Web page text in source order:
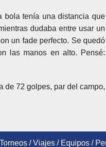
bola tenía una distancia que
dudaba entre usar un
un fade perfecto. Se quedó
las manos en alto. Pensé:
de 72 golpes, par del campo,
Torneos/Viajes/ Equipos/